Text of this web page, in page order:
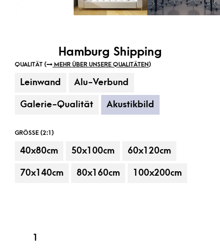
Hamburg Shipping
QUALITÄT ( MEHR ÜBER UNSERE QUALITÄTEN)
Leinwand Alu-Verbund
Galerie-Qualität Akustikbild
GRÖSSE (2:1)
40x80cm 50x100cm 60x120cm
70x140cm 80x160cm 100x200cm